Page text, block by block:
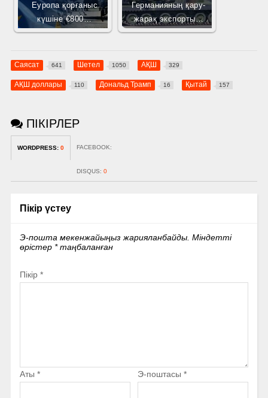
Еуропа қорғаныс
күшіне €800…
Германияның қару-
жарақ экспорты…
Саясат 641 Шетел 1050 АҚШ 329
АҚШ доллары 110 Дональд Трамп 16 Қытай 157
ПІКІРЛЕР
WORDPRESS: 0 FACEBOOK:
DISQUS: 0
Пікір үстеу
Э-пошта мекенжайыңыз жарияланбайды. Міндетті
өрістер *таңбаланған
Пікір *
Аты * Э-поштасы *